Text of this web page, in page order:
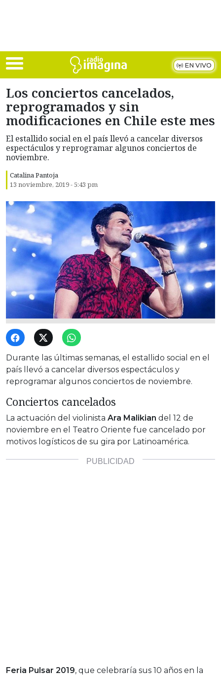
EN VIVO
Los conciertos cancelados,
reprogramados y sin
modificaciones en Chile este mes
El estallido social en el país llevó a cancelar diversos
espectáculos y reprogramar algunos conciertos de
noviembre.
Catalina Pantoja
13 noviembre, 2019 - 5:43 pm
Durante las últimas semanas, el estallido social en el
país llevó a cancelar diversos espectáculos y
reprogramar algunos conciertos de noviembre.
Conciertos cancelados
La actuación del violinista Ara Malikian del 12 de
noviembre en el Teatro Oriente fue cancelado por
motivos logísticos de su gira por Latinoamérica.
Feria Pulsar 2019, que celebraría sus 10 años en la